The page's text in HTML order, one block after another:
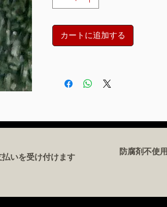
カートに追加する
いを受け付けます
防腐剤不使用